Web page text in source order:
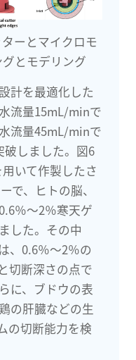
ーとマイクロモ
とモデリング
計を最適化した
流量15mL/minで
流量45mL/minで
破しました。図6
いて作製したさ
で、ヒトの脳、
％～2％寒天ゲ
した。その中
、0.6％～2％の
切断深さの点で
に、ブドウの表
の肝臓などの生
の切断能力を検